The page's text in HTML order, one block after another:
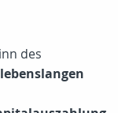
des
lebenslangen